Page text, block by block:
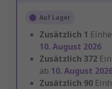
Auf Lager
Zusätzlich 1
10. August 2026
Zusätzlich 372
ab 10. August
Zusätzlich 90